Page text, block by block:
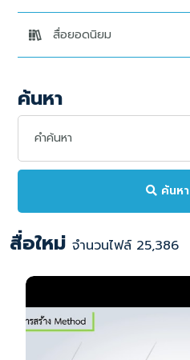
สื่อยอดนิยม
ค้นหา
ค้นหา
สื่อใหม่ จำนวนไฟล์ 25,386